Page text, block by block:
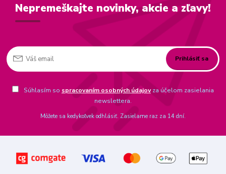
Nepremeškajte novinky, akcie a zľavy!
Prihlásiť sa
Súhlasím so spracovaním osobných údajovza účelom zasielania
newslettera.
Môžete sa kedykoľvek odhlásiť. Zasielame raz za 14 dní.